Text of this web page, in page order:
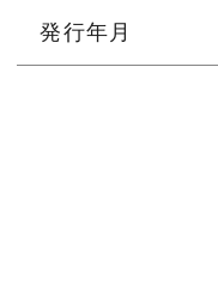
発行年月